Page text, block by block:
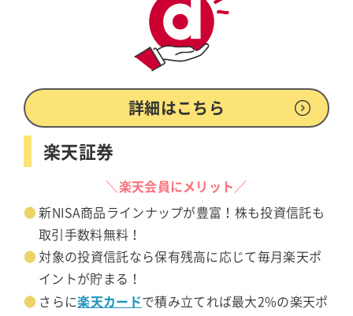
詳細はこちら
楽天証券
＼楽天会員にメリット／
新NISA商品ラインナップが豊富！株も投資信託も
取引手数料無料！
対象の投資信託なら保有残高に応じて毎月楽天ポ
イントが貯まる！
さらに楽天カードで積み立てれば最大2%の楽天ポ